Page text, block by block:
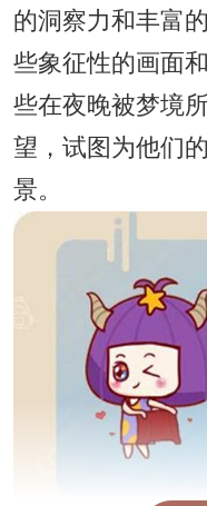
的洞察力和丰富
些象征性的画面
些在夜晚被梦境
望，试图为他们
景。